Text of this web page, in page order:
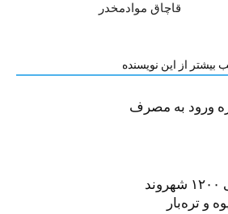
قاچاق موادمخدر
بیشتر از این نویسنده
ورود به مصرف
افشای اطلاعات بانکی ۱۲۰۰ شهروند
و تره‌بار